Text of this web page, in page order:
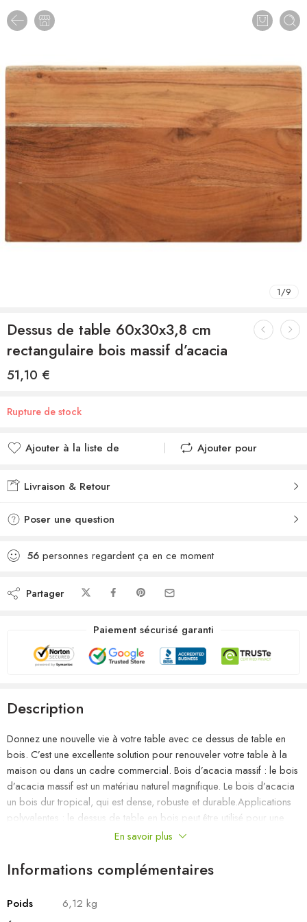
1/9
Dessus de table 60x30x3,8 cm
rectangulaire bois massif d’acacia
51,10 €
Rupture de stock
Ajouter à la liste de
Ajouté à la liste de
Ajouter pour
Livraison & Retour
Poser une question
56 personnes regardent ça en ce moment
Partager
Paiement sécurisé garanti
Description
Donnez une nouvelle vie à votre table avec ce dessus de table en
bois. C’est une excellente solution pour renouveler votre table à la
maison ou dans un cadre commercial. Bois d’acacia massif : le bois
d’acacia massif est un matériau naturel magnifique. Le bois d’acacia
un bois dur tropical, qui est dense, robuste et durable.Applications
polyvalentes : le dessus de table en bois peut être utilisé pour une
table de bar, une table d’appoint ou même quelque chose de votre
remplacement avec n’importe quel style de pieds.Design rustique :
avec un look simple et épuré, le dessus du meuble en bois ajoutera
un charme rustique à vos salles à manger.Surface facile à nettoyer :
le plateau lisse est facile à nettoyer avec un chiffon humide. Bon à
En savoir plus
Informations complémentaires
Poids
6,12 kg